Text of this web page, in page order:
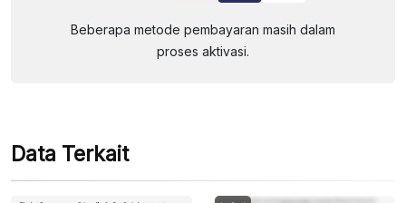
Beberapa metode pembayaran masih dalam
proses aktivasi.
Data Terkait